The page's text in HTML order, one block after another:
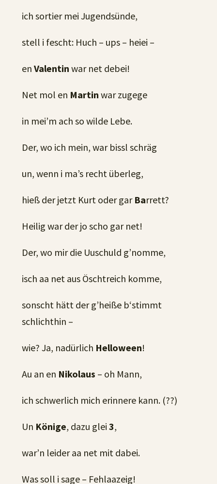
ich sortier mei Jugendsünde,
stell i fescht: Huch – ups – heiei –
en Valentin war net debei!
Net mol en Martin war zugege
in mei’m ach so wilde Lebe.
Der, wo ich mein, war bissl schräg
un, wenn i ma’s recht überleg,
hieß der jetzt Kurt oder gar Barrett?
Heilig war der jo scho gar net!
Der, wo mir die Uuschuld g’nomme,
isch aa net aus Öschtreich komme,
sonscht hätt der g’heiße b‘stimmt
schlichthin –
wie? Ja, nadürlich Helloween!
Au an en Nikolaus – oh Mann,
ich schwerlich mich erinnere kann. (??)
Un Könige, dazu glei 3,
war’n leider aa net mit dabei.
Was soll i sage – Fehlaazeig!